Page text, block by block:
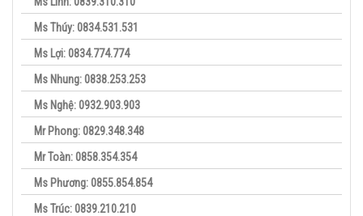
Ms Thúy: 0834.531.531
Ms Lợi: 0834.774.774
Ms Nhung: 0838.253.253
Ms Nghệ: 0932.903.903
Mr Phong: 0829.348.348
Mr Toàn: 0858.354.354
Ms Phương: 0855.854.854
Ms Trúc: 0839.210.210